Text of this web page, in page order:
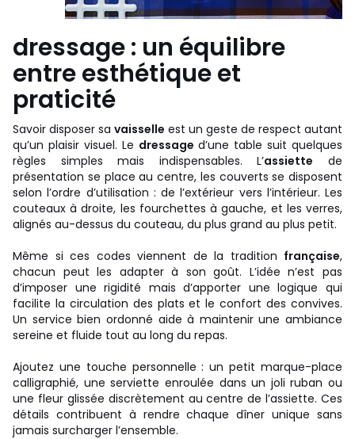
dressage : un équilibre
entre esthétique et
praticité
Savoir disposer sa vaisselle est un geste de respect autant
qu’un plaisir visuel. Le dressage d’une table suit quelques
règles simples mais indispensables. L’assiette de
présentation se place au centre, les couverts se disposent
selon l’ordre d’utilisation : de l’extérieur vers l’intérieur. Les
couteaux à droite, les fourchettes à gauche, et les verres,
alignés au-dessus du couteau, du plus grand au plus petit.
Même si ces codes viennent de la tradition française,
chacun peut les adapter à son goût. L’idée n’est pas
d’imposer une rigidité mais d’apporter une logique qui
facilite la circulation des plats et le confort des convives.
Un service bien ordonné aide à maintenir une ambiance
sereine et fluide tout au long du repas.
Ajoutez une touche personnelle : un petit marque-place
calligraphié, une serviette enroulée dans un joli ruban ou
une fleur glissée discrètement au centre de l’assiette. Ces
détails contribuent à rendre chaque dîner unique sans
jamais surcharger l’ensemble.